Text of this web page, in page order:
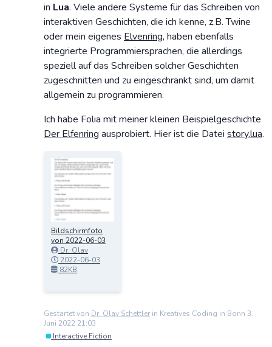
in Lua. Viele andere Systeme für das Schreiben von
interaktiven Geschichten, die ich kenne, z.B. Twine
oder mein eigenes Elvenring, haben ebenfalls
integrierte Programmiersprachen, die allerdings
speziell auf das Schreiben solcher Geschichten
zugeschnitten und zu eingeschränkt sind, um damit
allgemein zu programmieren.
Ich habe Folia mit meiner kleinen Beispielgeschichte
Der Elfenring ausprobiert. Hier ist die Datei story.lua.
Bildschirmfoto
von 2022-06-03
23.15.06.png
Dr. Olav
Schettler
2022-06-03
23:15:45
82KB
Gestartet von Dr. Olav Schettler in Kreatives Coding in Bonn 3.
Juni 2022 21:03
Interactive Fiction